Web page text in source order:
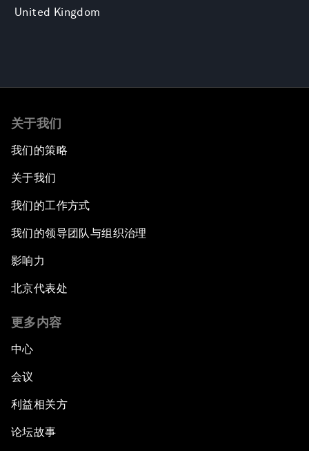
United Kingdom
关于我们
我们的策略
关于我们
我们的工作方式
我们的领导团队与组织治理
影响力
北京代表处
更多内容
中心
会议
利益相关方
论坛故事